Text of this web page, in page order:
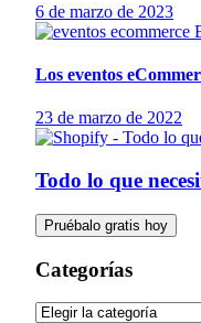
6 de marzo de 2023
Los eventos
23 de marzo de 2022
Todo lo que
Pruébalo gratis hoy
Categorías